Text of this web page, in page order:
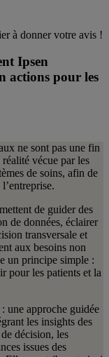
à donner votre avis !
Ipsen
actions pour les
ne sont pas une fin
vécue par les
de soins, afin de
de guider des
de données, éclairer
transversale et
aux besoins non
un principe simple :
pour les patients et la
une approche guidée
les insights des
décision, les
issues des